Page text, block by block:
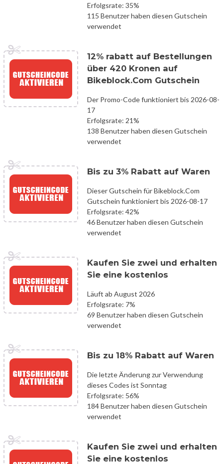
Erfolgsrate: 35%
115 Benutzer haben diesen Gutschein
verwendet
12% rabatt auf Bestellungen
über 420 Kronen auf
Bikeblock.Com Gutschein
Der Promo-Code funktioniert bis 2026-08-
17
Erfolgsrate: 21%
138 Benutzer haben diesen Gutschein
verwendet
Bis zu 3% Rabatt auf Waren
Dieser Gutschein für Bikeblock.Com
Gutschein funktioniert bis 2026-08-17
Erfolgsrate: 42%
46 Benutzer haben diesen Gutschein
verwendet
Kaufen Sie zwei und erhalten
Sie eine kostenlos
Läuft ab August 2026
Erfolgsrate: 7%
69 Benutzer haben diesen Gutschein
verwendet
Bis zu 18% Rabatt auf Waren
Die letzte Änderung zur Verwendung
dieses Codes ist Sonntag
Erfolgsrate: 56%
184 Benutzer haben diesen Gutschein
verwendet
Kaufen Sie zwei und erhalten
Sie eine kostenlos